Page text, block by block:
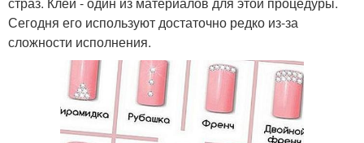
Сегодня его используют достаточно редко из-за
сложности исполнения.